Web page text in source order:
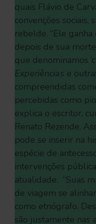
quais Flávio de
convenções sociais,
rebelde. “Ele
depois de sua
que denominamos
Experiências e
compreendidas
percebidas como
explica o escritor,
Renato Rezende.
pode se inserir na
espécie de
intervenções
atualidade. “Suas
de viagem se
como etnógrafo.
são justamente nas